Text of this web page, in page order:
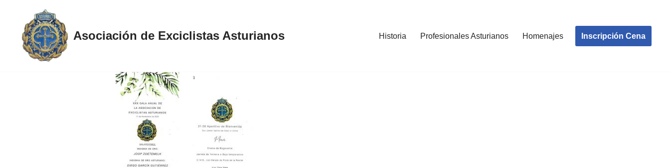
Saltar
contenido
Asociación de Exciclistas Asturianos Historia Profesionales Asturianos Homenajes Inscripción Cena